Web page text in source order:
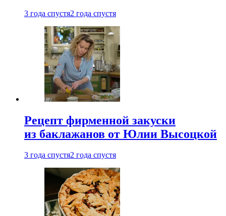
3 года спустя2 года спустя
Рецепт фирменной закуски
из баклажанов от Юлии Высоцкой
3 года спустя2 года спустя